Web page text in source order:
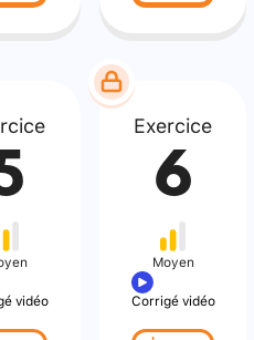
vidéo
Exercice
6
Moyen
Corrigé vidéo